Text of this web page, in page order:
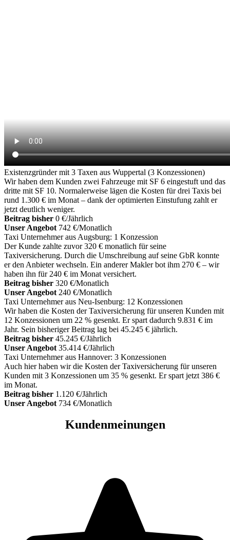
Existenzgründer mit 3 Taxen aus Wuppertal (3 Konzessionen)
Wir haben dem Kunden zwei Fahrzeuge mit SF 6 eingestuft und das
dritte mit SF 10. Normalerweise lägen die Kosten für drei Taxis bei
rund 1.300 € im Monat – dank der optimierten Einstufung zahlt er
jetzt deutlich weniger.
Beitrag bisher 0 €/Jährlich
Unser Angebot 742 €/Monatlich
Taxi Unternehmer aus Augsburg: 1 Konzession
Der Kunde zahlte zuvor 320 € monatlich für seine
Taxiversicherung. Durch die Umschreibung auf seine GbR konnte
er den Anbieter wechseln. Ein anderer Makler bot ihm 270 € – wir
haben ihn für 240 € im Monat versichert.
Beitrag bisher 320 €/Monatlich
Unser Angebot 240 €/Monatlich
Taxi Unternehmer aus Neu-Isenburg: 12 Konzessionen
Wir haben die Kosten der Taxiversicherung für unseren Kunden mit
12 Konzessionen um 22 % gesenkt. Er spart dadurch 9.831 € im
Jahr. Sein bisheriger Beitrag lag bei 45.245 € jährlich.
Beitrag bisher 45.245 €/Jährlich
Unser Angebot 35.414 €/Jährlich
Taxi Unternehmer aus Hannover: 3 Konzessionen
Auch hier haben wir die Kosten der Taxiversicherung für unseren
Kunden mit 3 Konzessionen um 35 % gesenkt. Er spart jetzt 386 €
im Monat.
Beitrag bisher 1.120 €/Jährlich
Unser Angebot 734 €/Monatlich
Kundenmeinungen